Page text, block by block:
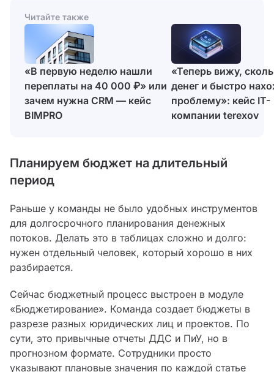
Читайте также
«В первую неделю нашли
переплаты на 40 000 ₽» или
зачем нужна CRM — кейс
BIMPRO
«Теперь вижу,
денег и быстро
проблему»: кейс IT-
компании terexov
Планируем бюджет на длительный
период
Раньше у команды не было удобных инструментов
для долгосрочного планирования денежных
потоков. Делать это в таблицах сложно и долго:
нужен отдельный человек, который хорошо в них
разбирается.
Сейчас бюджетный процесс выстроен в модуле
«Бюджетирование». Команда создает бюджеты в
разрезе разных юридических лиц и проектов. По
сути, это привычные отчеты ДДС и ПиУ, но в
прогнозном формате. Сотрудники просто
указывают плановые значения по каждой статье